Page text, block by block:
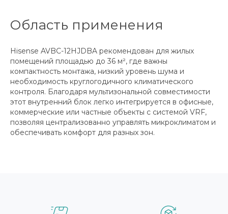
Область применения
Hisense AVBC-12HJDBA рекомендован для жилых
помещений площадью до 36 м², где важны
компактность монтажа, низкий уровень шума и
необходимость круглогодичного климатического
контроля. Благодаря мультизональной совместимости
этот внутренний блок легко интегрируется в офисные,
коммерческие или частные объекты с системой VRF,
позволяя централизованно управлять микроклиматом и
обеспечивать комфорт для разных зон.